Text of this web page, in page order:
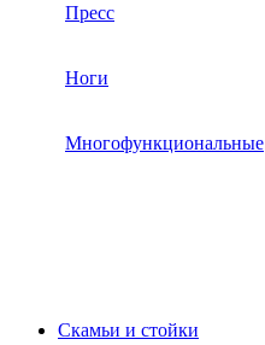
Пресс
Ноги
Многофункциональные
Скамьи и стойки